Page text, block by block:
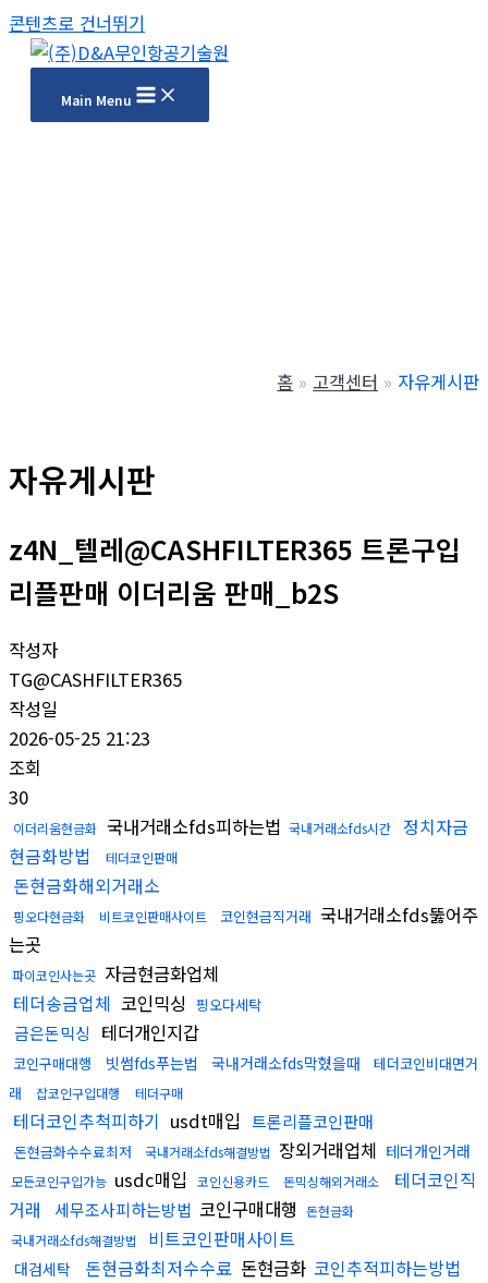
콘텐츠로 건너뛰기
Main Menu
홈 고객센터 자유게시판
자유게시판
z4N_텔레@CASHFILTER365 트론구입
리플판매 이더리움 판매_b2S
작성자
TG@CASHFILTER365
작성일
2026-05-25 21:23
조회
30
이더리움현금화 국내거래소fds피하는법 국내거래소fds시간
정치자금
현금화방법
테더코인판매
돈현금화해외거래소
핑오다현금화 비트코인판매사이트 코인현금직거래 국내거래소fds뚫어주
는곳
파이코인사는곳 자금현금화업체
테더송금업체 코인믹싱 핑오다세탁
금은돈믹싱 테더개인지갑
코인구매대행 빗썸fds푸는법 국내거래소fds막혔을때
테더코인비대면거
래
잡코인구입대행 테더구매
테더코인추척피하기 usdt매입 트론리플코인판매
돈현금화수수료최저 국내거래소fds해결방법 장외거래업체 테더개인거래
모든코인구입가능 usdc매입 코인신용카드 돈믹싱해외거래소
테더코인직
거래
세무조사피하는방법 코인구매대행 돈현금화
국내거래소fds해결방법
비트코인판매사이트
대검세탁 돈현금화최저수수료 돈현금화 코인추적피하는방법